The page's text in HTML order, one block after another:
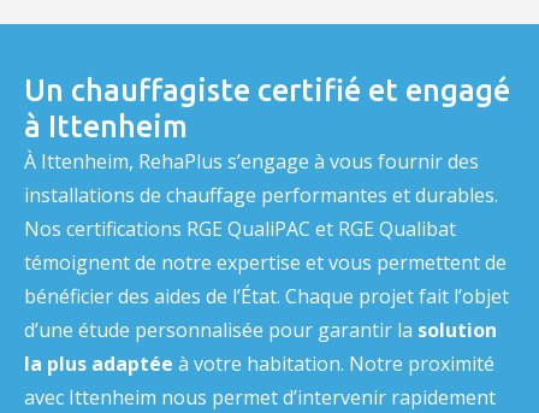
Un chauffagiste certifié et engagé
à Ittenheim
À Ittenheim, RehaPlus s’engage à vous fournir des
installations de chauffage performantes et durables.
Nos certifications RGE QualiPAC et RGE Qualibat
témoignent de notre expertise et vous permettent de
bénéficier des aides de l’État. Chaque projet fait l’objet
d’une étude personnalisée pour garantir la solution
la plus adaptée à votre habitation. Notre proximité
avec Ittenheim nous permet d’intervenir rapidement